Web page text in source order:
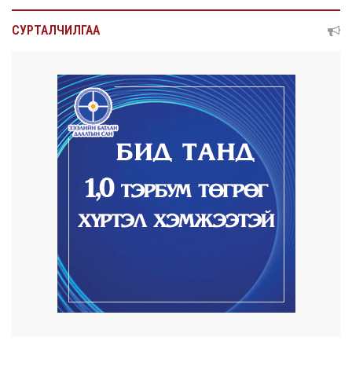
2026/08/07
2026/08/07
Автомашины улсын дугаар сондгой
тоогоор төгссөн ...
Улаанбаатарт өдөртөө 30 хэм дулаан
Улсын чанартай хатуу хучилттай авто
СУРТАЛЧИЛГАА